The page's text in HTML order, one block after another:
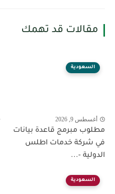
مقالات قد تهمك
السعودية
أغسطس 9, 2026
مطلوب مبرمج قاعدة بيانات
في شركة خدمات اطلس
الدولية -...
السعودية